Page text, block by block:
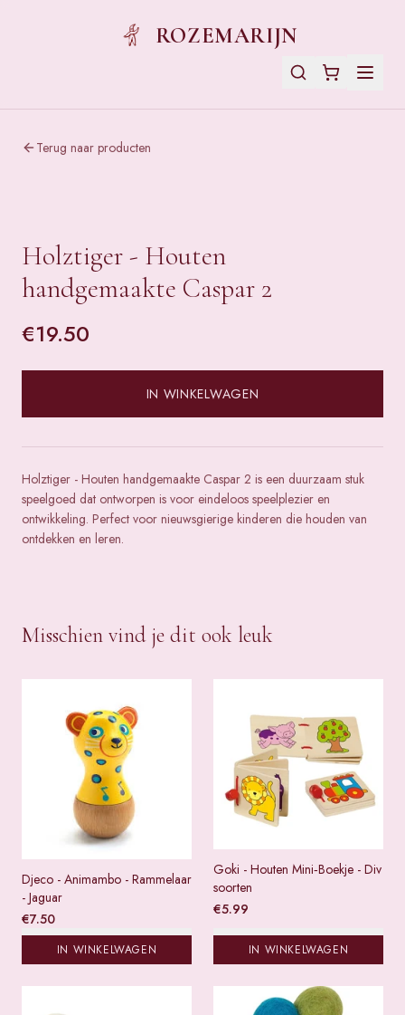
ROZEMARIJN
Terug naar producten
Holztiger - Houten
handgemaakte Caspar 2
€19.50
IN WINKELWAGEN
Holztiger - Houten handgemaakte Caspar 2 is een duurzaam stuk
speelgoed dat ontworpen is voor eindeloos speelplezier en
ontwikkeling. Perfect voor nieuwsgierige kinderen die houden van
ontdekken en leren.
Misschien vind je dit ook leuk
Djeco - Animambo - Rammelaar
- Jaguar
€7.50
IN WINKELWAGEN
Goki - Houten Mini‑Boekje - Div
soorten
€5.99
IN WINKELWAGEN